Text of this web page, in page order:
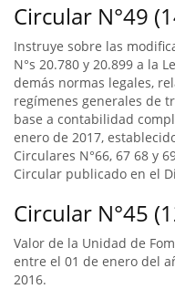
Circular N°49
Instruye sobre las
N°s 20.780 y 20.899 a la
demás normas legales,
regímenes generales de
base a contabilidad
enero de 2017,
Circulares N°66, 67 68 y
Circular publicado en el
Circular N°45
Valor de la Unidad de
entre el 01 de enero del
2016.